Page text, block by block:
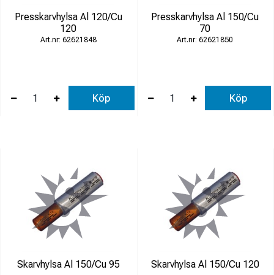
Presskarvhylsa Al 120/Cu
120
62621848
Köp
Presskarvhylsa Al 150/Cu
70
62621850
Köp
Skarvhylsa Al 150/Cu 95 Skarvhylsa Al 150/Cu 120